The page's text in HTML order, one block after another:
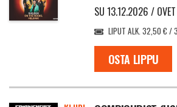
SU 13.12.2026 /
LIPUT ALK. 32,50 € /
OSTA LIPPU